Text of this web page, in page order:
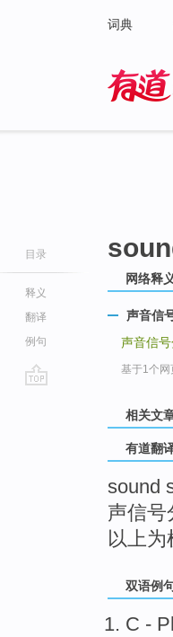
词典
目录
释义
翻译
例句
网络释义
声音信
声音信
基于1个网
相关文
有道翻
sound
声信号
以上
双语例
C -